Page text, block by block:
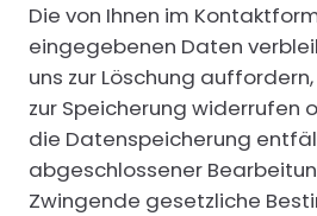
Die von Ihnen im
eingegebenen Daten
uns zur Löschung
zur Speicherung widerrufen
die Datenspeicherung
abgeschlossener
Zwingende gesetzliche